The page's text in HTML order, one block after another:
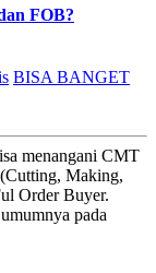
FOB?
BISA BANGET
menangani CMT
Making,
Order Buyer.
pada